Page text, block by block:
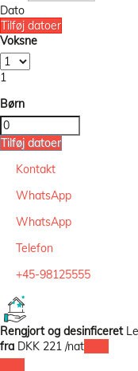
Dato
Tilføj datoer
Voksne
1
Børn
Tilføj datoer
Kontakt
WhatsApp
WhatsApp
Telefon
+45-98125555
Rengjort og desinficeret
fra DKK 221 /nat